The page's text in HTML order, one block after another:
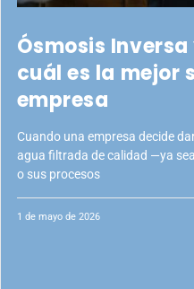
Ósmosis
cuál es la mejor
empresa
Cuando una empresa decide
agua filtrada de calidad —ya
o sus procesos
1 de mayo de 2026